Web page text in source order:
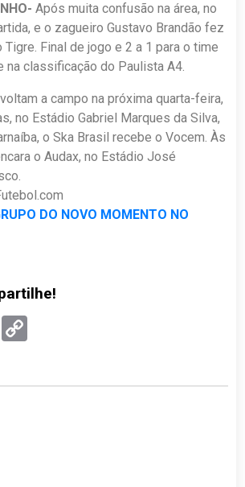
Após muita confusão na área, no
e o zagueiro Gustavo Brandão fez
Final de jogo e 2 a 1 para o time
na classificação do Paulista A4.
a campo na próxima quarta-feira,
no Estádio Gabriel Marques da Silva,
o Ska Brasil recebe o Vocem. Às
o Audax, no Estádio José
DO NOVO MOMENTO NO
WhatsApp